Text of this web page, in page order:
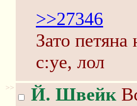
>>27346
Зато петяна
c:ye, лол
>> Й. Швейк